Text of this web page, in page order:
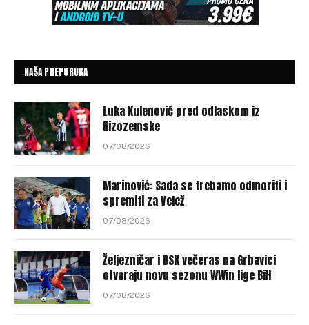
NAŠA PREPORUKA
Luka Kulenović pred odlaskom iz
Nizozemske
07/08/2026
Marinović: Sada se trebamo odmoriti i
spremiti za Velež
07/08/2026
Željezničar i BSK večeras na Grbavici
otvaraju novu sezonu WWin lige BiH
07/08/2026